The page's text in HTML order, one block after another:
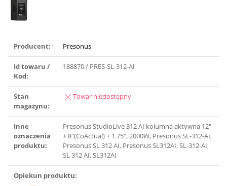
Producent: Presonus
Id towaru /
Kod:
188870 / PRES-SL-312-AI
Stan
magazynu:
Towar niedostępny
Inne
oznaczenia
produktu:
Presonus StudioLive 312 AI kolumna aktywna 12″
+ 8″(CoActual) + 1.75″, 2000W, Presonus SL-312-AI,
Presonus SL 312 AI, Presonus SL312AI, SL-312-AI,
SL 312 AI, SL312AI
Opiekun produktu: